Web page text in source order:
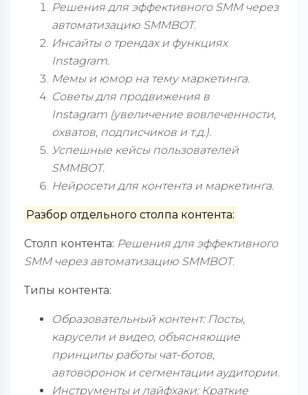
Решения для эффективного SMM через
автоматизацию SMMBOT.
Инсайты о трендах и функциях
Instagram.
Мемы и юмор на тему маркетинга.
Советы для продвижения в
Instagram (увеличение вовлеченности,
охватов, подписчиков и т.д.).
Успешные кейсы пользователей
SMMBOT.
Нейросети для контента и маркетинга.
Разбор отдельного столпа контента:
Столп контента: Решения для эффективного
SMM через автоматизацию SMMBOT.
Типы контента:
Образовательный контент: Посты,
карусели и видео, объясняющие
принципы работы чат-ботов,
автоворонок и сегментации аудитории.
Инструменты и лайфхаки: Краткие